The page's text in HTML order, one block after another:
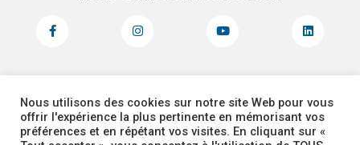
MENTIONS LÉGALES
PLAN DU SITE
ACCESSIBILITÉ
ADMINISTRATEUR
Nous utilisons des cookies sur notre site Web pour vous
offrir l'expérience la plus pertinente en mémorisant vos
préférences et en répétant vos visites. En cliquant sur «